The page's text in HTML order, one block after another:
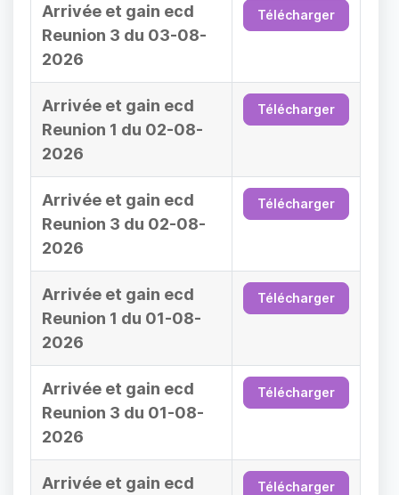
Arrivée et gain ecd
Reunion 3 du 03-08-
2026
Télécharger
Arrivée et gain ecd
Reunion 1 du 02-08-
2026
Télécharger
Arrivée et gain ecd
Reunion 3 du 02-08-
2026
Télécharger
Arrivée et gain ecd
Reunion 1 du 01-08-
2026
Télécharger
Arrivée et gain ecd
Reunion 3 du 01-08-
2026
Télécharger
Arrivée et gain ecd
Télécharger